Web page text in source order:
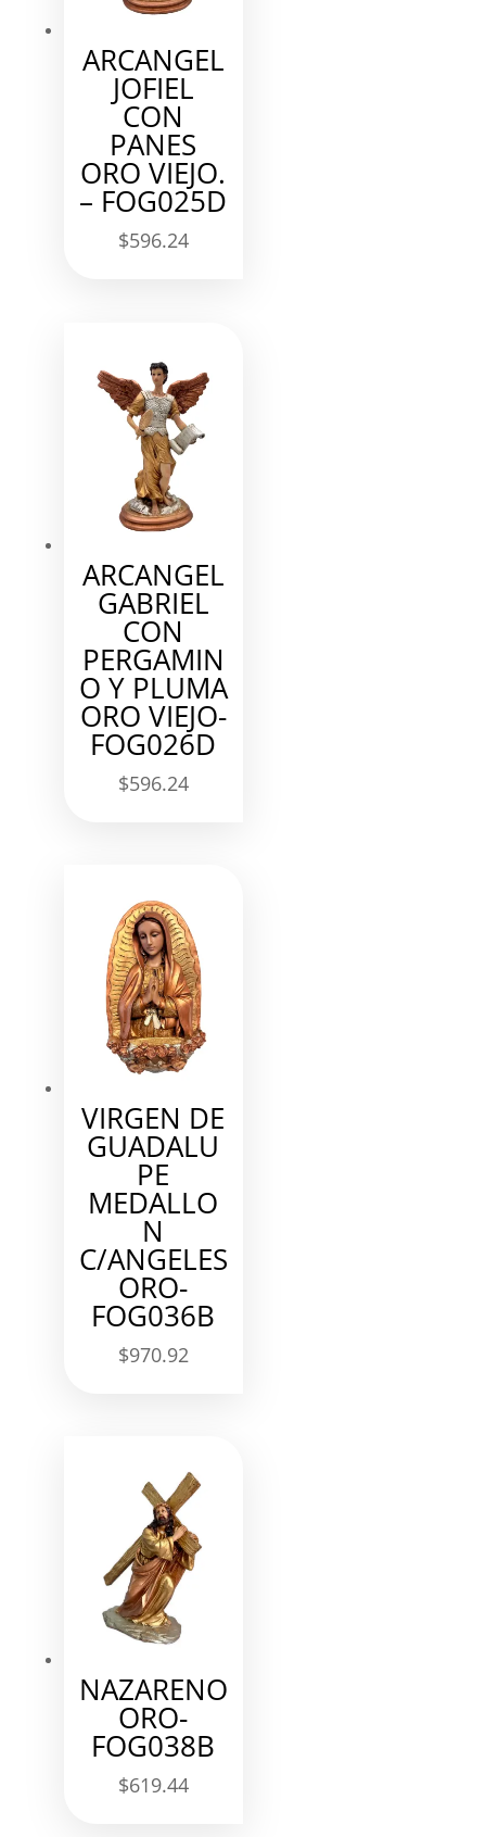
ARCANGEL
JOFIEL
CON
PANES
ORO VIEJO.
– FOG025D
$596.24
ARCANGEL
GABRIEL
CON
PERGAMIN
O Y PLUMA
ORO VIEJO-
FOG026D
$596.24
VIRGEN DE
GUADALU
PE
MEDALLO
N
C/ANGELES
ORO-
FOG036B
$970.92
NAZARENO
ORO-
FOG038B
$619.44